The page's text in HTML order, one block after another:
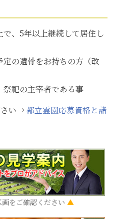
、5年以上継続して居住し
の遺骨をお持ちの方（改
祀の主宰者である事
さい→都立霊園応募資格と諸
をご確認ください